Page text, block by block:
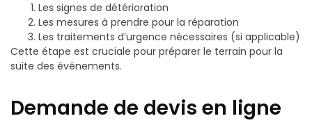
Les signes de détérioration
Les mesures à prendre pour la réparation
Les traitements d’urgence nécessaires (si applicable)
Cette étape est cruciale pour préparer le terrain pour la
suite des événements.
Demande de devis en ligne